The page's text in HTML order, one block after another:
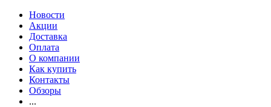
Новости
Акции
Доставка
Оплата
О компании
Как купить
Контакты
Обзоры
...